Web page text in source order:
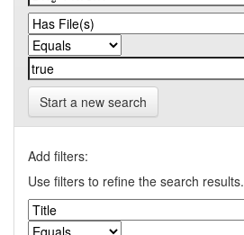
Start a new search
Add filters:
Use filters to refine the search results.